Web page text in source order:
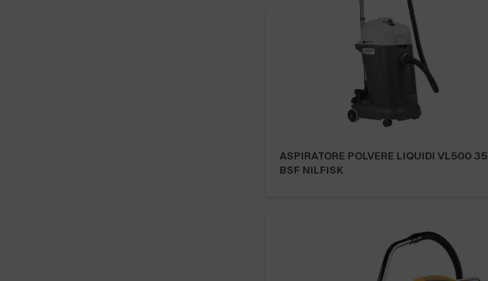
ASPIRATORE POLVERE LIQUIDI VL500 35
BSF NILFISK